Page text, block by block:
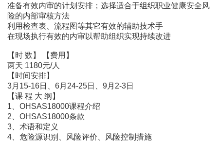
准备有效内审的计划安排；选择适合于组织职业健康安全风
险的内部审核方法
利用检查表、流程图等其它有效的辅助技术手
在现场执行有效的内审以帮助组织实现持续改进
【时 数】 【费用】
两天 1180元/人
【时间安排】
3月15-16日、6月24-25日、9月2-3日
【课 程 大 纲】
1、OHSAS18000课程介绍
2、OHSAS18000条款
3、术语和定义
4、危险源识别、风险评价、风险控制措施